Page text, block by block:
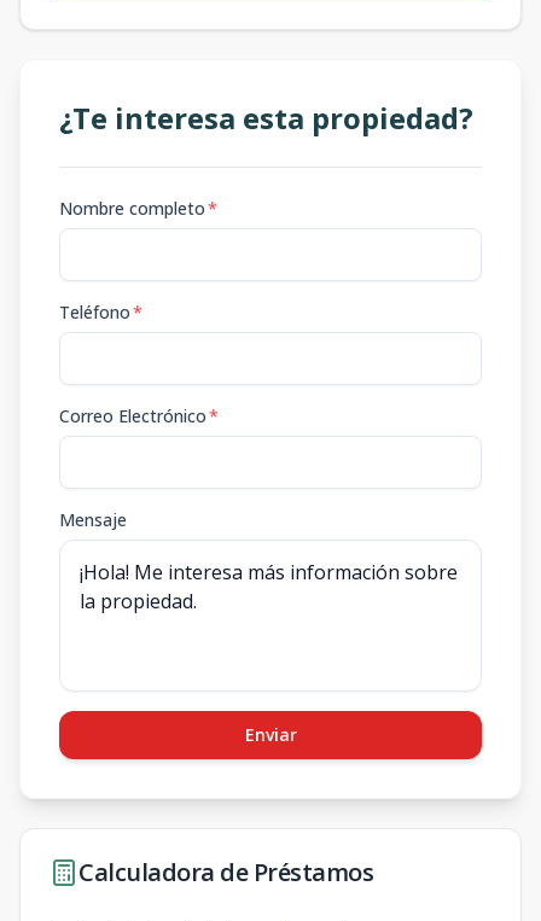
¿Te interesa esta propiedad?
Nombre completo*
Teléfono*
Correo Electrónico*
Mensaje
Enviar
Calculadora de Préstamos